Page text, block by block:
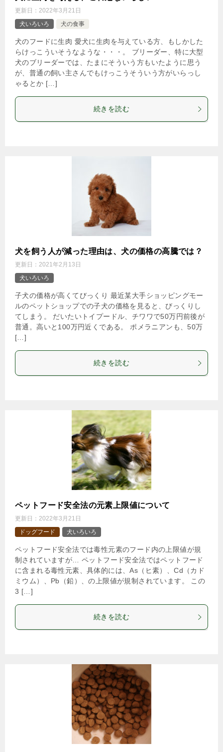
更新日： 2022年3月21日
犬いろいろ
犬の食事
犬のフードに生肉 愛犬に生肉を与えている方、もしかした
らけっこういそうなような・・・。 ブリーダー、特に大型
犬のブリーダーでは、たまにそういう方もいたように思う
が、普通の飼い主さんでもけっこうそういう方がいらっし
ゃるとか […]
続きを読む
犬を飼う人が減った理由は、犬の価格の高騰では？
更新日： 2021年2月13日
犬いろいろ
子犬の価格が高くてびっくり 最近某大手ショッピングモー
ルのペットショップでの子犬の価格を見ると、びっくりし
てしまう。 だいたいトイプードル、チワワで50万円前後が
普通。高いと100万円近くである。 ポメラニアンも、50万
[…]
続きを読む
ペットフード安全法の元素上限値について
更新日： 2022年3月21日
ドッグフード
犬いろいろ
ペットフード安全法では毒性元素のフード内の上限値が規
制されていますが… ペットフード安全法ではペットフード
に含まれる毒性元素、具体的には、As（ヒ素）、Cd（カド
ミウム）、Pb（鉛）、の上限値が規制されています。 この
3 […]
続きを読む